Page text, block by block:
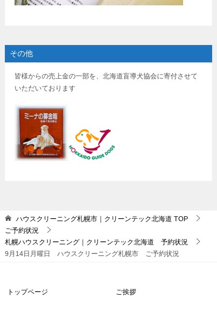
その他
皆様からの売上金の一部を、北海道盲導犬協会に寄付させて
いただいております
ハウスクリーニング札幌市｜クリーンテック北海道 TOP
ご予約状況
札幌ハウスクリーニング｜クリーンテック北海道 予約状況
9月14日月曜日 ハウスクリーニング札幌市 ご予約状況
トップページ ご挨拶